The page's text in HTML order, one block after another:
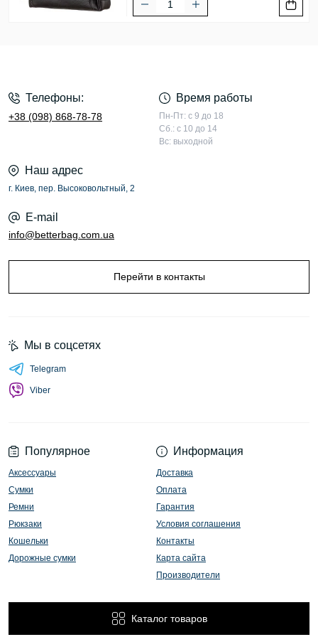
Телефоны:
+38 (098) 868-78-78
Время работы
Пн-Пт: с 9 до 18
Сб.: с 10 до 14
Вс: выходной
Наш адрес
г. Киев, пер. Высоковольтный, 2
E-mail
info@betterbag.com.ua
Перейти в контакты
Популярное
Аксессуары
Сумки
Ремни
Рюкзаки
Кошельки
Дорожные сумки
Информация
Доставка
Оплата
Гарантия
Условия соглашения
Контакты
Карта сайта
Производители
Каталог товаров
Мы в соцсетях
Telegram
Viber